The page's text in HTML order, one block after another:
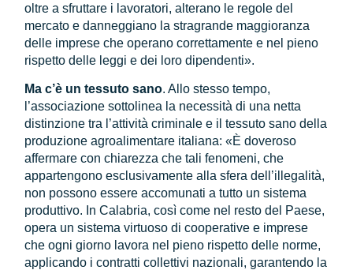
oltre a sfruttare i lavoratori, alterano le regole del
mercato e danneggiano la stragrande maggioranza
delle imprese che operano correttamente e nel pieno
rispetto delle leggi e dei loro dipendenti».
Ma c’è un tessuto sano. Allo stesso tempo,
l’associazione sottolinea la necessità di una netta
distinzione tra l’attività criminale e il tessuto sano della
produzione agroalimentare italiana: «È doveroso
affermare con chiarezza che tali fenomeni, che
appartengono esclusivamente alla sfera dell’illegalità,
non possono essere accomunati a tutto un sistema
produttivo. In Calabria, così come nel resto del Paese,
opera un sistema virtuoso di cooperative e imprese
che ogni giorno lavora nel pieno rispetto delle norme,
applicando i contratti collettivi nazionali, garantendo la